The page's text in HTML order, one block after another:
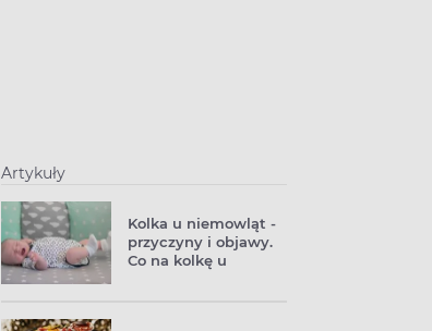
Artykuły
Kolka u niemowląt -
przyczyny i objawy.
Co na kolkę u